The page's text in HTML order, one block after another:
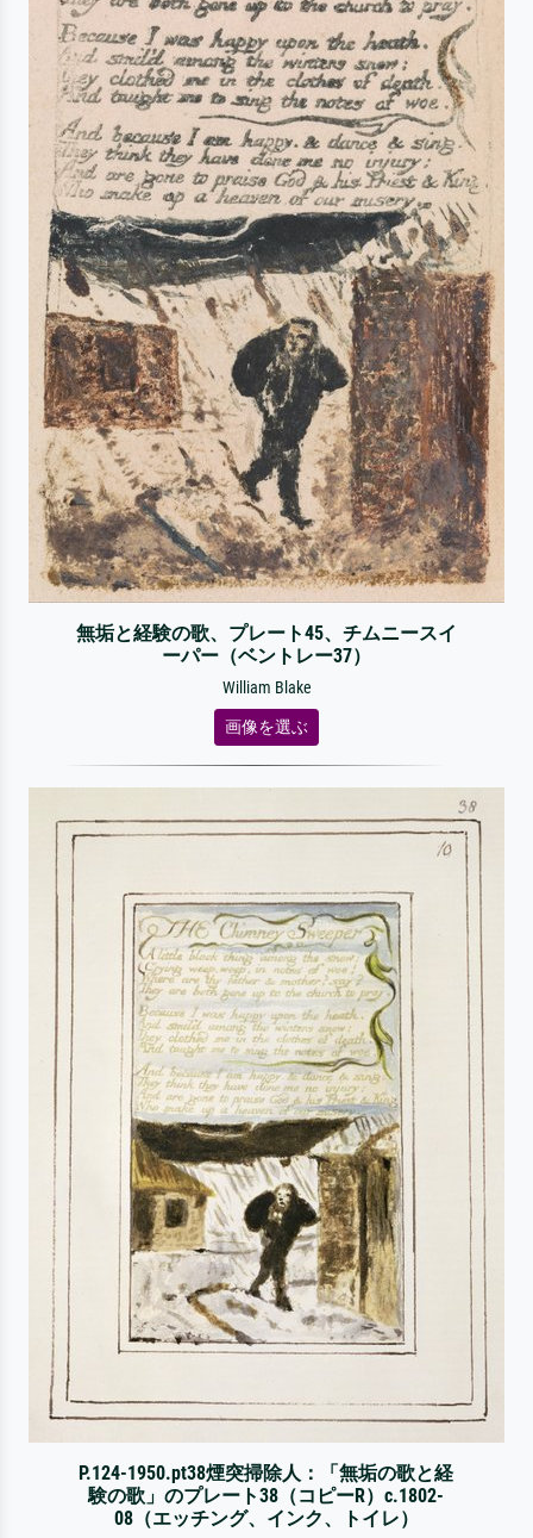
無垢と経験の歌、プレート45、チムニースイ
ーパー（ベントレー37）
William Blake
画像を選ぶ
P.124-1950.pt38煙突掃除人：「無垢の歌と経
験の歌」のプレート38（コピーR）c.1802-
08（エッチング、インク、トイレ）